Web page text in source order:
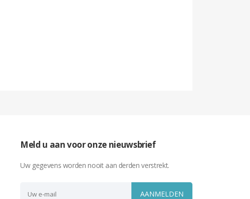
Meld u aan voor onze nieuwsbrief
Uw gegevens worden nooit aan derden verstrekt.
AANMELDEN